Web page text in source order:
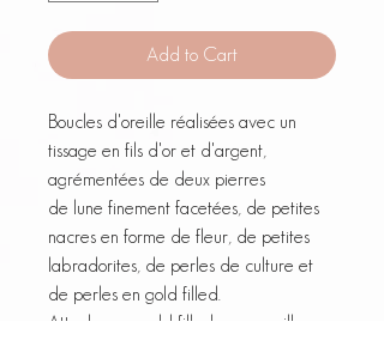
Add to Cart
Boucles d'oreille réalisées avec un
tissage en fils d'or et d'argent,
agrémentées de deux pierres
de lune finement facetées, de petites
nacres en forme de fleur, de petites
labradorites, de perles de culture et
de perles en gold filled.
Attaches en gold filled, pour oreilles